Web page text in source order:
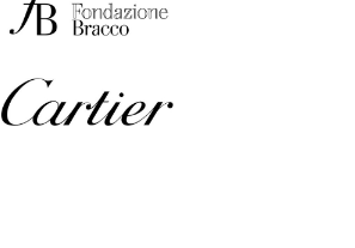
Fund raising